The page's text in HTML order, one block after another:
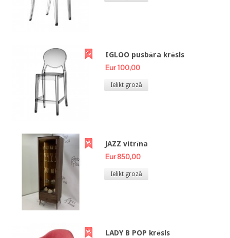
IGLOO pusbāra krēsls
Eur 100,00
Ielikt grozā
JAZZ vitrīna
Eur 850,00
Ielikt grozā
LADY B POP krēsls